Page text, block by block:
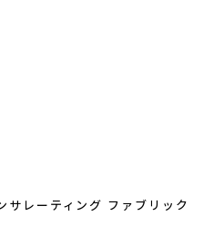
ソン)
レーティング ファブリック